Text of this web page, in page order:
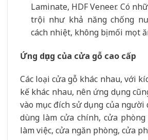
Laminate, HDF Veneer. Có
trội như khả năng chống
cách nhiệt, không bị mối mọt
Ứng dụng của cửa gỗ cao cấp
Các loại cửa gỗ khác nhau, với
kế khác nhau, nên ứng dụng
vào mục đích sử dụng của người
dùng làm cửa chính, cửa
làm việc, cửa ngăn phòng, cửa